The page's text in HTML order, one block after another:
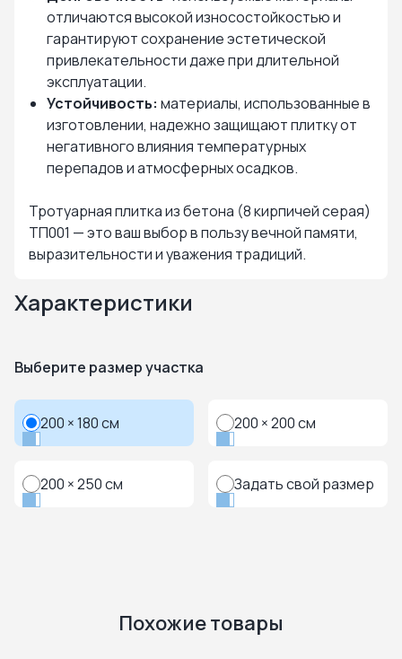
отличаются высокой износостойкостью и
гарантируют сохранение эстетической
привлекательности даже при длительной
эксплуатации.
Устойчивость: материалы, использованные в
изготовлении, надежно защищают плитку от
негативного влияния температурных
перепадов и атмосферных осадков.
Тротуарная плитка из бетона (8 кирпичей серая)
ТП001 — это ваш выбор в пользу вечной памяти,
выразительности и уважения традиций.
Характеристики
Выберите размер участка
200 × 180 см 200 × 200 см
200 × 250 см Задать свой размер
Похожие товары